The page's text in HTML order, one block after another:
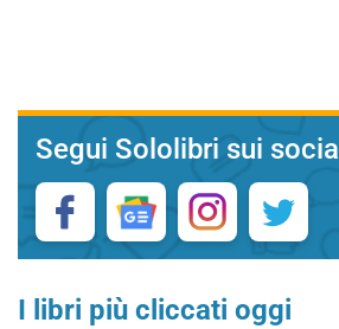
Segui Sololibri sui social
I libri più cliccati oggi